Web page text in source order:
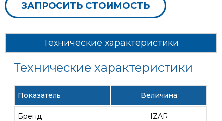
ЗАПРОСИТЬ СТОИМОСТЬ
Технические характеристики
Технические характеристики
Показатель Величина
Бренд IZAR